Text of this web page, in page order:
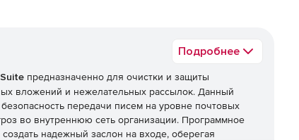
Подробнее
предназначенно для очистки и защиты
вложений и нежелательных рассылок. Данный
передачи писем на уровне почтовых
во внутреннюю сеть организации. Программное
надежный заслон на входе, оберегая